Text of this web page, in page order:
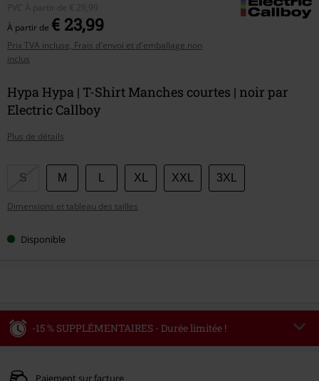
PVC À partir de € 29,99
À partir de € 23,99
Prix TVA incluse, Frais d'envoi et d'emballage non
inclus
Hypa Hypa | T-Shirt Manches courtes | noir par
Electric Callboy
Plus de détails
Choisissez
taille
S M XL XXL 3XL
Dimensions et tableau des tailles
Disponible
-15 % SUPPLÉMENTAIRES - Durée limitée !
Valable jusqu'au 09/08/2026
Paiement sur facture